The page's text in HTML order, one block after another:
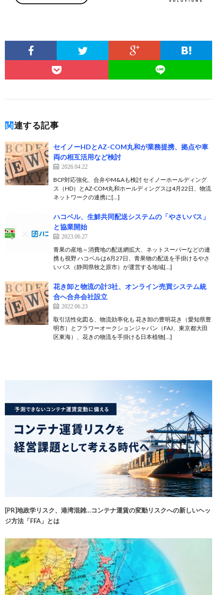
関連する記事
セイノーHDとAZ-COM丸和が業務提携、拠点や車
両の相互活用など検討
2026.04.22
BCP対応強化、合弁やM&Aも検討 セイノーホールディング
ス（HD）とAZ-COM丸和ホールディングスは4月22日、物流
ネットワークの連携に[…]
ハコベル、生鮮共同配送システムの「やさいバス」
と協業開始
2023.06.27
青果の産地～消費地の配送網拡大、ネットスーパーなどの連
携も視野 ハコベルは6月27日、青果物の配送を手掛けるやさ
いバス（静岡県牧之原市）が運営する地域[…]
花き卸と物流の計3社、オンライン売買システム統
合へ合弁会社設立
2022.06.23
取引活性化図る、物流効率化も 花き卸の豊明花き（愛知県豊
明市）とフラワーオークションジャパン（FAJ、東京都大田
区東海）、花きの物流を手掛ける日本植物[…]
[PR]地政学リスク、港湾混雑…コンテナ運賃の変動リスクへの新しいヘッ
ジ方法「FFA」とは